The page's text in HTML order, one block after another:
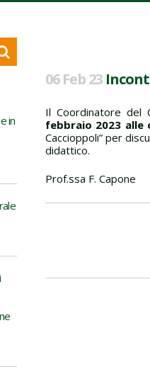
in
06 Feb 23
Il Coordinatore del
febbraio 2023 alle
Caccioppoli” per
didattico.
Prof.ssa F. Capone